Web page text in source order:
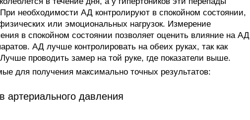
необходимости АД контролируют в спокойном состоянии,
или эмоциональных нагрузок. Измерение
в спокойном состоянии позволяет оценить влияние на АД
АД лучше контролировать на обеих руках, так как
проводить замер на той руке, где показатели выше.
для получения максимально точных результатов:
артериального давления